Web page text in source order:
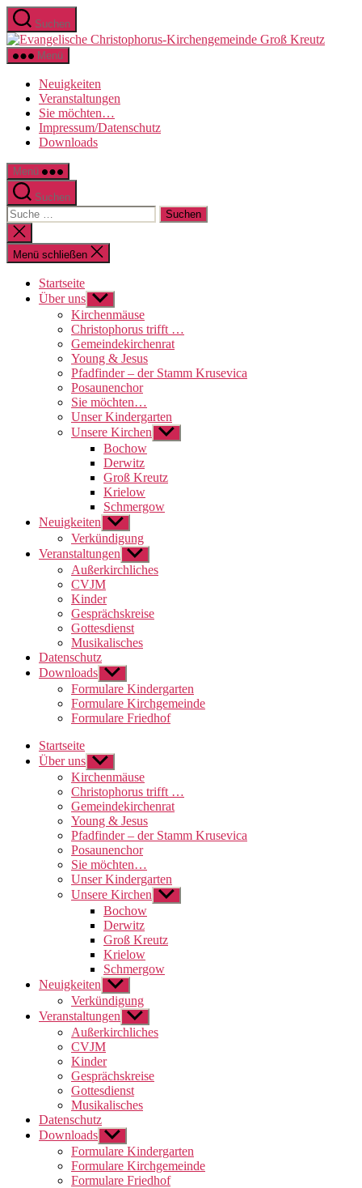
Direkt
zum
Inhalt
wechseln
Suchen
Menü
Neuigkeiten
Veranstaltungen
Sie möchten…
Impressum/Datenschutz
Downloads
Menü
Suchen
Suche
nach:
Suche
schließen
Menü schließen
Startseite
Über uns Untermenü
anzeigen
Kirchenmäuse
Christophorus trifft …
Gemeindekirchenrat
Young & Jesus
Pfadfinder – der Stamm Krusevica
Posaunenchor
Sie möchten…
Unser Kindergarten
Unsere Kirchen Untermenü
anzeigen
Bochow
Derwitz
Groß Kreutz
Krielow
Schmergow
Neuigkeiten Untermenü
anzeigen
Verkündigung
Veranstaltungen Untermenü
anzeigen
Außerkirchliches
CVJM
Kinder
Gesprächskreise
Gottesdienst
Musikalisches
Datenschutz
Downloads Untermenü
anzeigen
Formulare Kindergarten
Formulare Kirchgemeinde
Formulare Friedhof
Startseite
Über uns Untermenü
anzeigen
Kirchenmäuse
Christophorus trifft …
Gemeindekirchenrat
Young & Jesus
Pfadfinder – der Stamm Krusevica
Posaunenchor
Sie möchten…
Unser Kindergarten
Unsere Kirchen Untermenü
anzeigen
Bochow
Derwitz
Groß Kreutz
Krielow
Schmergow
Neuigkeiten Untermenü
anzeigen
Verkündigung
Veranstaltungen Untermenü
anzeigen
Außerkirchliches
CVJM
Kinder
Gesprächskreise
Gottesdienst
Musikalisches
Datenschutz
Downloads Untermenü
anzeigen
Formulare Kindergarten
Formulare Kirchgemeinde
Formulare Friedhof